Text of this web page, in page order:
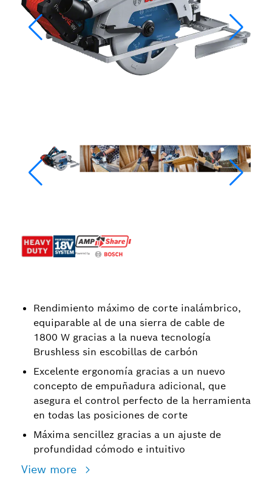
Rendimiento máximo de corte inalámbrico,
equiparable al de una sierra de cable de
1800 W gracias a la nueva tecnología
Brushless sin escobillas de carbón
Excelente ergonomía gracias a un nuevo
concepto de empuñadura adicional, que
asegura el control perfecto de la herramienta
en todas las posiciones de corte
Máxima sencillez gracias a un ajuste de
profundidad cómodo e intuitivo
View more